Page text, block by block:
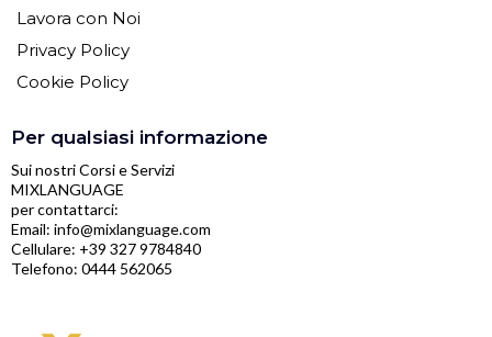
Lavora con Noi
Privacy Policy
Cookie Policy
Per qualsiasi informazione
Sui nostri Corsi e Servizi
MIXLANGUAGE
per contattarci:
Email: info@mixlanguage.com
Cellulare: +39 327 9784840
Telefono: 0444 562065